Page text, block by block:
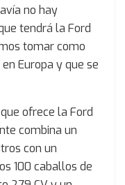
no hay
tendrá la Ford
tomar como
Europa y que se
ofrece la Ford
combina un
con un
100 caballos de